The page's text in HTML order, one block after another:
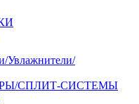
Увлажнители/
СПЛИТ-СИСТЕМЫ